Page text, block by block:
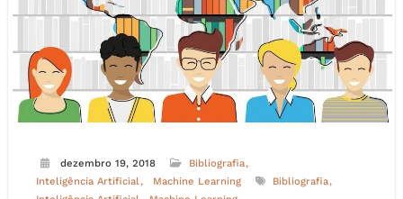
dezembro 19, 2018
Bibliografia
Inteligência Artificial
Machine Learning
Bibliografia